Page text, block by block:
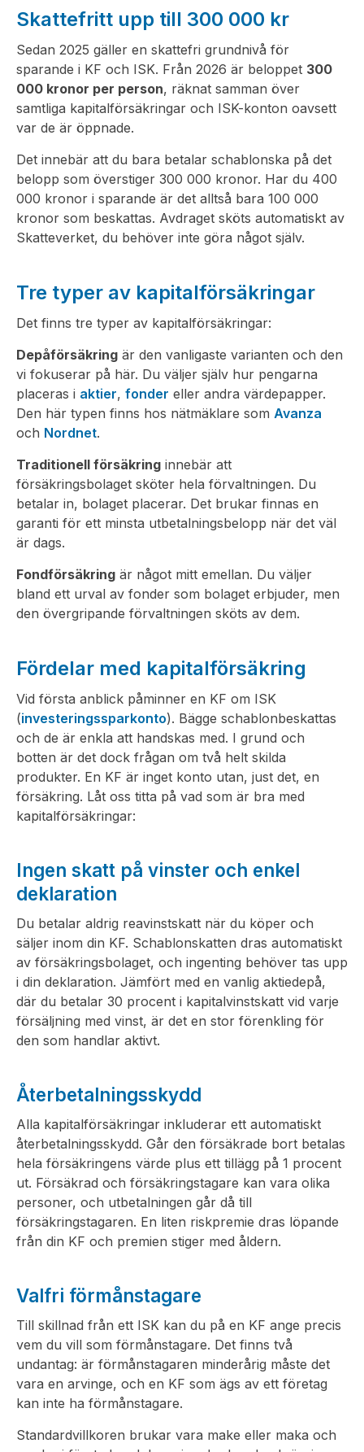
Skattefritt upp till 300 000 kr
Sedan 2025 gäller en skattefri grundnivå för
sparande i KF och ISK. Från 2026 är beloppet 300
000 kronor per person, räknat samman över
samtliga kapitalförsäkringar och ISK-konton oavsett
var de är öppnade.
Det innebär att du bara betalar schablonska på det
belopp som överstiger 300 000 kronor. Har du 400
000 kronor i sparande är det alltså bara 100 000
kronor som beskattas. Avdraget sköts automatiskt av
Skatteverket, du behöver inte göra något själv.
Tre typer av kapitalförsäkringar
Det finns tre typer av kapitalförsäkringar:
Depåförsäkring är den vanligaste varianten och den
vi fokuserar på här. Du väljer själv hur pengarna
placeras i aktier, fonder eller andra värdepapper.
Den här typen finns hos nätmäklare som Avanza
och Nordnet.
Traditionell försäkring innebär att
försäkringsbolaget sköter hela förvaltningen. Du
betalar in, bolaget placerar. Det brukar finnas en
garanti för ett minsta utbetalningsbelopp när det väl
är dags.
Fondförsäkring är något mitt emellan. Du väljer
bland ett urval av fonder som bolaget erbjuder, men
den övergripande förvaltningen sköts av dem.
Fördelar med kapitalförsäkring
Vid första anblick påminner en KF om ISK
(investeringssparkonto). Bägge schablonbeskattas
och de är enkla att handskas med. I grund och
botten är det dock frågan om två helt skilda
produkter. En KF är inget konto utan, just det, en
försäkring. Låt oss titta på vad som är bra med
kapitalförsäkringar:
Ingen skatt på vinster och enkel
deklaration
Du betalar aldrig reavinstskatt när du köper och
säljer inom din KF. Schablonskatten dras automatiskt
av försäkringsbolaget, och ingenting behöver tas upp
i din deklaration. Jämfört med en vanlig aktiedepå,
där du betalar 30 procent i kapitalvinstskatt vid varje
försäljning med vinst, är det en stor förenkling för
den som handlar aktivt.
Återbetalningsskydd
Alla kapitalförsäkringar inkluderar ett automatiskt
återbetalningsskydd. Går den försäkrade bort betalas
hela försäkringens värde plus ett tillägg på 1 procent
ut. Försäkrad och försäkringstagare kan vara olika
personer, och utbetalningen går då till
försäkringstagaren. En liten riskpremie dras löpande
från din KF och premien stiger med åldern.
Valfri förmånstagare
Till skillnad från ett ISK kan du på en KF ange precis
vem du vill som förmånstagare. Det finns två
undantag: är förmånstagaren minderårig måste det
vara en arvinge, och en KF som ägs av ett företag
kan inte ha förmånstagare.
Standardvillkoren brukar vara make eller maka och